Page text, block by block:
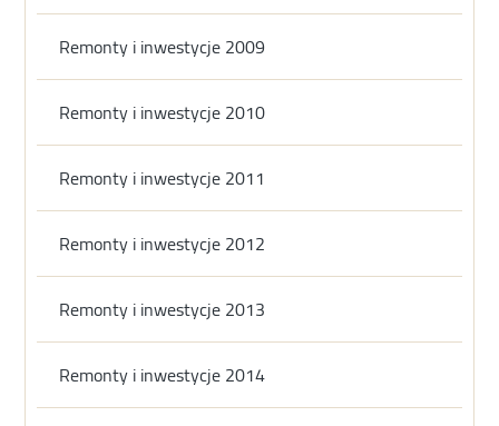
Remonty i inwestycje 2009
Remonty i inwestycje 2010
Remonty i inwestycje 2011
Remonty i inwestycje 2012
Remonty i inwestycje 2013
Remonty i inwestycje 2014